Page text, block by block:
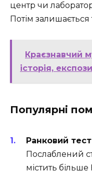
центр чи
Потім
Краєзнавчий
історія,
Популярні
Ранковий
Послаблений
містить більше